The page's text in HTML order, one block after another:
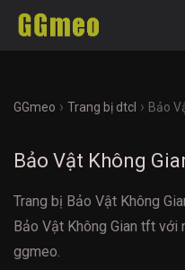
GGmeo › Trang bị dtcl › Bảo
Bảo Vật Không
Trang bị Bảo Vật Không
Bảo Vật Không Gian tft
ggmeo.